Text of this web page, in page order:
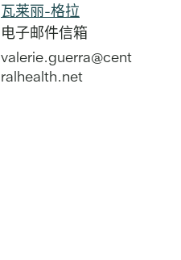
瓦莱丽-格拉
电子邮件信箱
valerie.guerra@cent
ralhealth.net